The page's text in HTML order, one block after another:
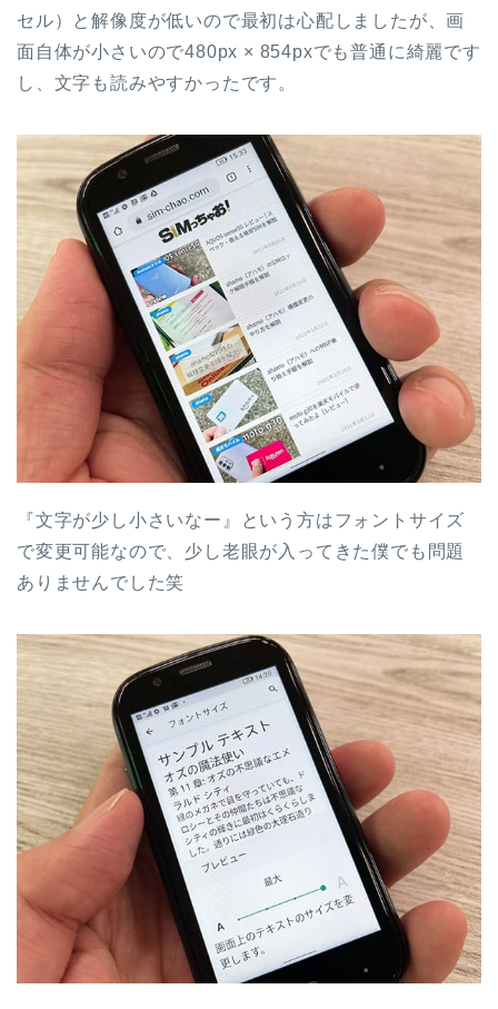
セル）と解像度が低いので最初は心配しましたが、画
面自体が小さいので480px × 854pxでも普通に綺麗です
し、文字も読みやすかったです。
『文字が少し小さいなー』という方はフォントサイズ
で変更可能なので、少し老眼が入ってきた僕でも問題
ありませんでした笑